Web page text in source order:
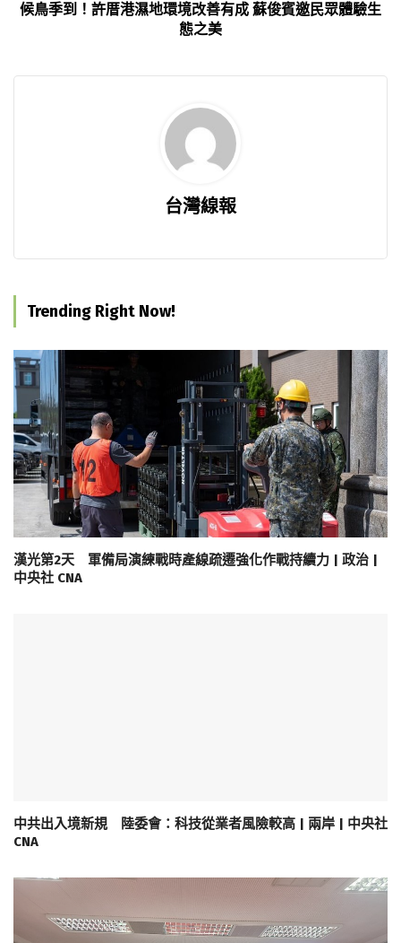
候鳥季到！許厝港濕地環境改善有成 蘇俊賓邀民眾體驗生
態之美
台灣線報
Trending Right Now!
漢光第2天 軍備局演練戰時產線疏遷強化作戰持續力 | 政治 |
中央社 CNA
中共出入境新規 陸委會：科技從業者風險較高 | 兩岸 | 中央社
CNA